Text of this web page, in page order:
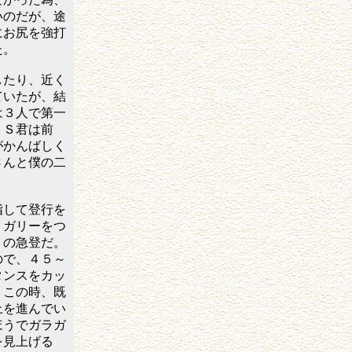
だが、途
尻を強打
り、近く
たが、結
人で第一
Ｓ君は前
んばしく
と僕の二
て登行を
リーをつ
急登だ。
、４５～
スをカッ
の時、既
進んでい
でガラガ
上げる